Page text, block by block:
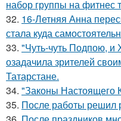
набор группы на фитнес
32. 16-Летняя Анна
стала куда
33. "Чуть-чуть Подпою, и
озадачила зрителей
Татарстане.
34. "Законы Настоящего
35. После работы решил